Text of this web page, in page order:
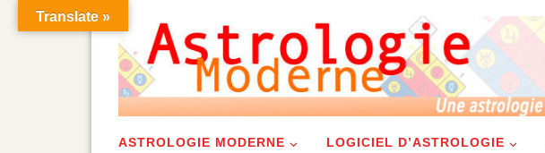
Skip to content
ASTROLOGIE MODERNE LOGICIEL D’ASTROLOGIE
Translate »